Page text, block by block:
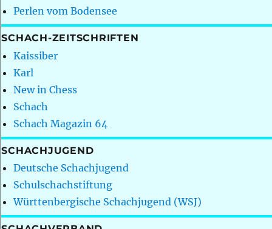
Perlen vom Bodensee
SCHACH-ZEITSCHRIFTEN
Kaissiber
Karl
New in Chess
Schach
Schach Magazin 64
SCHACHJUGEND
Deutsche Schachjugend
Schulschachstiftung
Württenbergische Schachjugend (WSJ)